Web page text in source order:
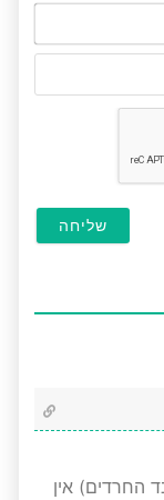
שם*
החרדים) אין